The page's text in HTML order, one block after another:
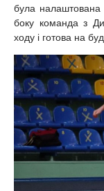
була
боку команда з
ходу і готова на